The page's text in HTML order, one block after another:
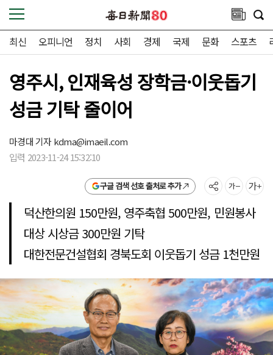
최신 오피니언 정치 사회 경제 국제 문화 스포츠
영주시, 인재육성 장학금·이웃돕기
성금 기탁 줄이어
마경대 기자kdma@imaeil.com
입력 2023-11-24 15:32:10
구글 검색 선호 출처로 추가
덕산한의원 150만원, 영주축협 500만원, 민원봉사
대상 시상금 300만원 기탁
대한전문건설협회 경북도회 이웃돕기 성금 1천만원